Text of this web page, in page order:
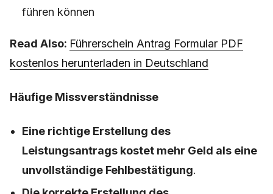
führen können
Read Also: Führerschein Antrag Formular PDF
kostenlos herunterladen in Deutschland
Häufige Missverständnisse
Eine richtige Erstellung des
Leistungsantrags kostet mehr Geld als eine
unvollständige Fehlbestätigung.